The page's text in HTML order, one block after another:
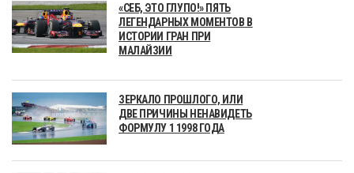
«СЕБ, ЭТО ГЛУПО!» ПЯТЬ
ЛЕГЕНДАРНЫХ МОМЕНТОВ В
ИСТОРИИ ГРАН ПРИ
МАЛАЙЗИИ
ЗЕРКАЛО ПРОШЛОГО, ИЛИ
ДВЕ ПРИЧИНЫ НЕНАВИДЕТЬ
ФОРМУЛУ 1 1998 ГОДА